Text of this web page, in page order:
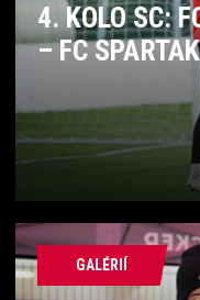
4. KOLO SC:
– FC
GALÉRIÍ